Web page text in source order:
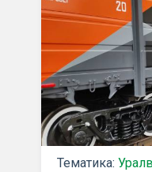
Тематика: